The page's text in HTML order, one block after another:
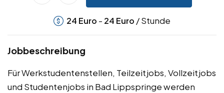
24 Euro - 24 Euro / Stunde
Jobbeschreibung
Für Werkstudentenstellen, Teilzeitjobs, Vollzeitjobs
und Studentenjobs in Bad Lippspringe werden